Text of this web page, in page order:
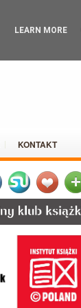
KONTAKT
LEARN MORE